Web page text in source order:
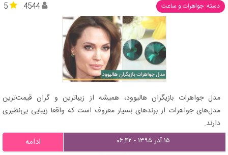
دسته: جواهرات و ساعت 5 4544
مدل جواهرات بازیگران هالیوود، همیشه از زیباترین و گران قیمت‌ترین
مدل‌های جواهرات از برندهای بسیار معروف است که واقعا زیبایی بی‌نظیری
دارند.
۱۵ آذر ۱۳۹۵ - ۰۶:۴۲ ادامه